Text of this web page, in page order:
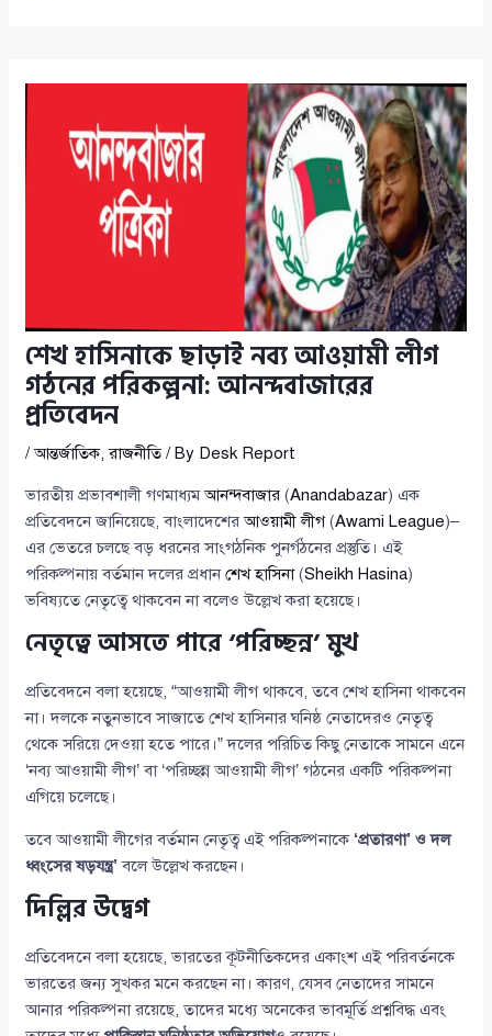
শেখ হাসিনাকে ছাড়াই নব্য আওয়ামী লীগ
গঠনের পরিকল্পনা: আনন্দবাজারের
প্রতিবেদন
/আন্তর্জাতিক,রাজনীতি/ By Desk Report
ভারতীয় প্রভাবশালী গণমাধ্যমআনন্দবাজার (Anandabazar) এক
প্রতিবেদনে জানিয়েছে, বাংলাদেশেরআওয়ামী লীগ(Awami League)–
এর ভেতরে চলছে বড় ধরনের সাংগঠনিক পুনর্গঠনের প্রস্তুতি। এই
পরিকল্পনায় বর্তমান দলের প্রধানশেখ হাসিনা(Sheikh Hasina)
ভবিষ্যতে নেতৃত্বে থাকবেন না বলেও উল্লেখ করা হয়েছে।
নেতৃত্বে আসতে পারে ‘পরিচ্ছন্ন’ মুখ
প্রতিবেদনে বলা হয়েছে, “আওয়ামী লীগ থাকবে, তবে শেখ হাসিনা থাকবেন
না। দলকে নতুনভাবে সাজাতে শেখ হাসিনার ঘনিষ্ঠ নেতাদেরও নেতৃত্ব
থেকে সরিয়ে দেওয়া হতে পারে।” দলের পরিচিত কিছু নেতাকে সামনে এনে
‘নব্য আওয়ামী লীগ’ বা ‘পরিচ্ছন্ন আওয়ামী লীগ’ গঠনের একটি পরিকল্পনা
এগিয়ে চলেছে।
তবে আওয়ামী লীগের বর্তমান নেতৃত্ব এই পরিকল্পনাকে ‘প্রতারণা’ ও দল
ধ্বংসের ষড়যন্ত্র’বলে উল্লেখ করছেন।
দিল্লির উদ্বেগ
প্রতিবেদনে বলা হয়েছে, ভারতের কূটনীতিকদের একাংশ এই পরিবর্তনকে
ভারতের জন্য সুখকর মনে করছেন না। কারণ, যেসব নেতাদের সামনে
আনার পরিকল্পনা রয়েছে, তাদের মধ্যে অনেকের ভাবমূর্তি প্রশ্নবিদ্ধ এবং